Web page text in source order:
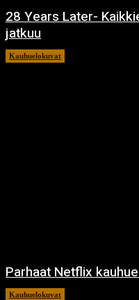
28 Years Later-
jatkuu
Kauhuelokuvat
Parhaat Netflix
Kauhuelokuvat